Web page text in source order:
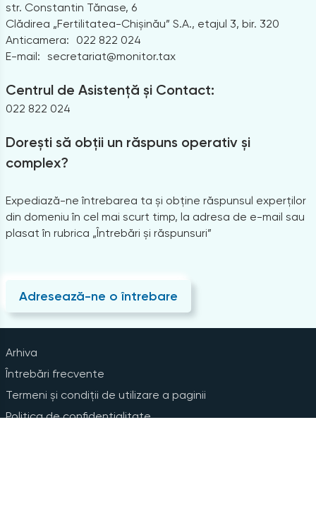
str. Constantin Tănase, 6
Clădirea „Fertilitatea-Chișinău” S.A., etajul 3, bir. 320
Anticamera:
022 822 024
E-mail: secretariat@monitor.tax
Centrul de Asistență și Contact:
022 822 024
Dorești să obții un răspuns operativ și
complex?
Expediază-ne întrebarea ta și obține răspunsul experților
din domeniu în cel mai scurt timp, la adresa de e-mail sau
plasat în rubrica „Întrebări și răspunsuri”
Adresează-ne o întrebare
Arhiva
Întrebări frecvente
Termeni și condiții de utilizare a paginii
Politica de confidențialitate